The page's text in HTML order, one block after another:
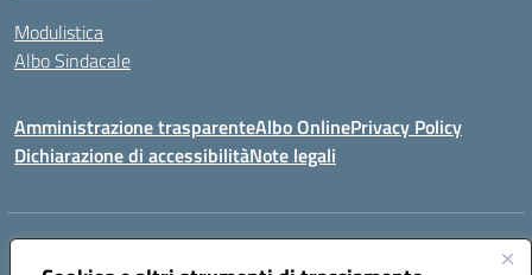
Modulistica
Albo Sindacale
Amministrazione trasparenteAlbo OnlinePrivacy Policy
Dichiarazione di accessibilitàNote legali
Indirizzo: